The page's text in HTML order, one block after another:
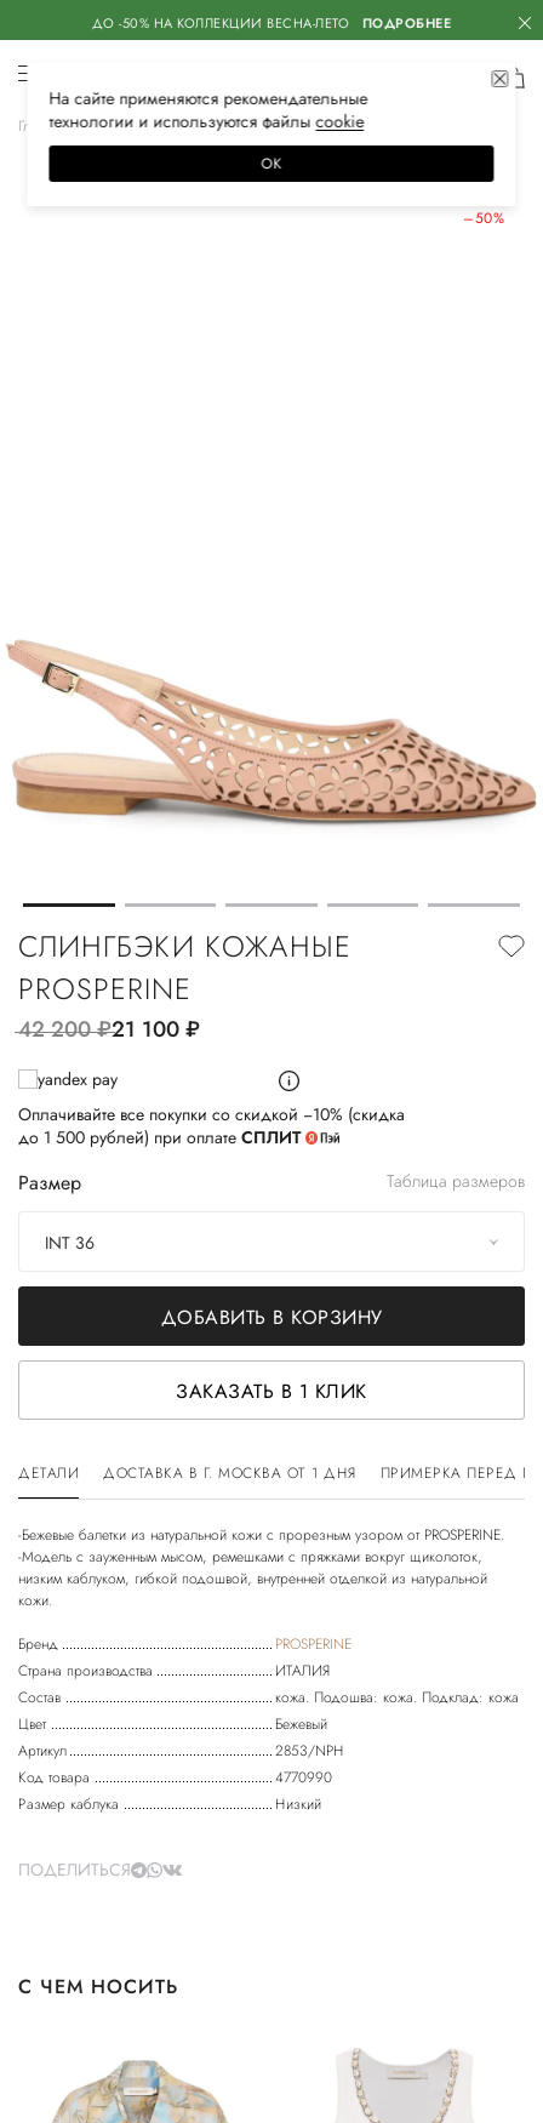
ДО -50% НА КОЛЛЕКЦИИ ВЕСНА-ЛЕТО ПОДРОБНЕЕ
Главная Женская Обувь Балетки
–50%
СЛИНГБЭКИ КОЖАНЫЕ
PROSPERINE
42 200руб.21 100руб.
Оплачивайте все покупки со скидкой −10% (скидка
до 1 500 рублей) при оплате СПЛИТ
Размер Таблица размеров
INT 36
ДОБАВИТЬ В КОРЗИНУ
ЗАКАЗАТЬ В 1 КЛИК
ДЕТАЛИ ДОСТАВКА В Г. МОСКВА ОТ 1 ДНЯ ПРИМЕРКА ПЕРЕД
-Бежевые балетки из натуральной кожи с прорезным узором от PROSPERINE.
-Модель с зауженным мысом, ремешками с пряжками вокруг щиколоток,
низким каблуком, гибкой подошвой, внутренней отделкой из натуральной
Бренд
PROSPERINE
Страна производства
ИТАЛИЯ
Состав
кожа. Подошва: кожа. Подклад: кожа
Цвет
Бежевый
Артикул
2853/NPH
Код товара
4770990
Размер каблука
Низкий
ПОДЕЛИТЬСЯ
С ЧЕМ НОСИТЬ
На сайте применяются рекомендательные
технологии и используются файлысооkiе
ОК